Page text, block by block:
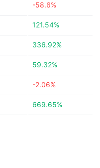
-58.6%
121.54%
336.92%
59.32%
-2.06%
669.65%